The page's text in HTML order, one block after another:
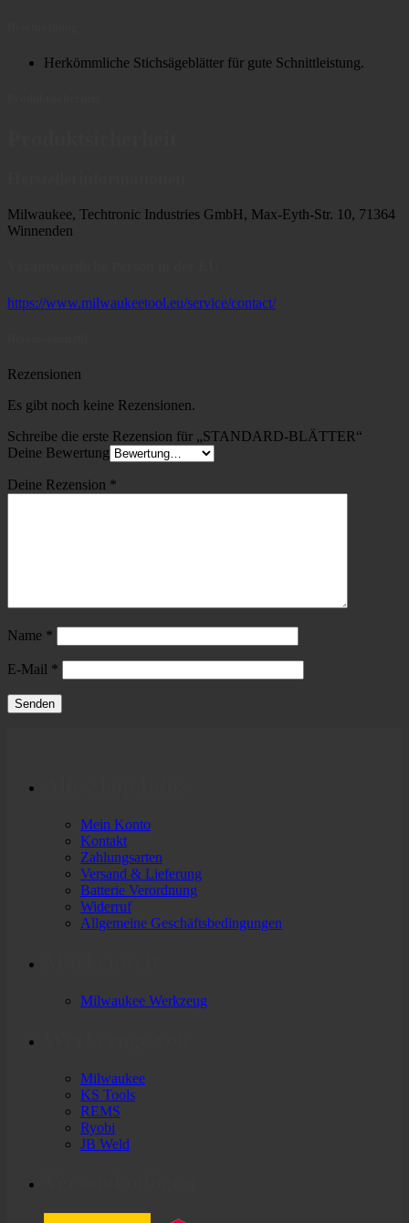
Herkömmliche Stichsägeblätter für gute Schnittleistung.
Milwaukee, Techtronic Industries GmbH, Max-Eyth-Str. 10, 71364
Winnenden
https://www.milwaukeetool.eu/service/contact/
Rezensionen
Es gibt noch keine Rezensionen.
Schreibe die erste Rezension für „STANDARD-BLÄTTER“
Deine Bewertung
Deine Rezension *
Name *
E-Mail *
Mein Konto
Kontakt
Zahlungsarten
Versand & Lieferung
Batterie Verordnung
Widerruf
Allgemeine Geschäftsbedingungen
Milwaukee Werkzeug
Milwaukee
KS Tools
REMS
Ryobi
JB Weld